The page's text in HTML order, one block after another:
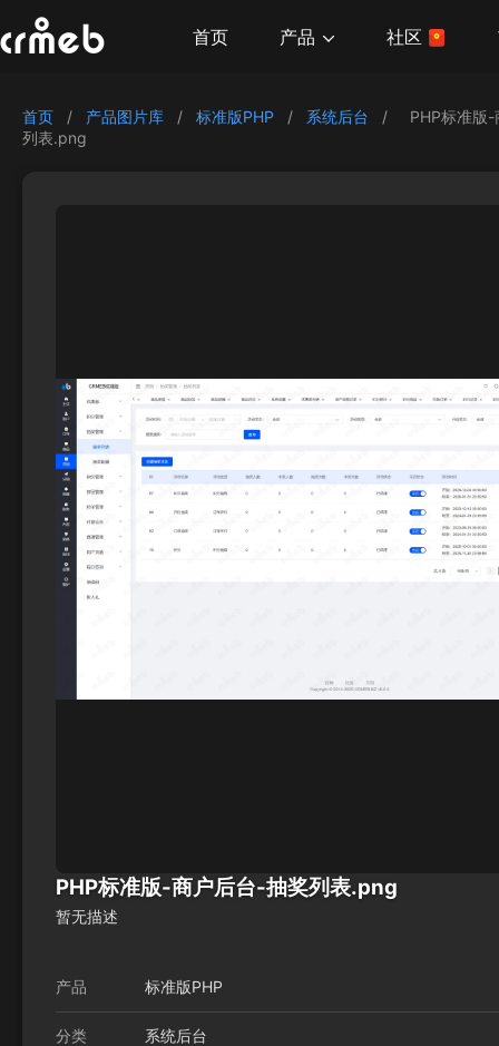
首页 产品 社区
首页 / 产品图片库 / 标准版PHP / 系统后台 /
PHP标准版
列表.png
PHP标准版-商户后台-抽奖列表.png
暂无描述
产品 标准版PHP
分类 系统后台